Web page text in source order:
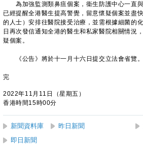
為加強監測類鼻疽個案，衞生防護中心一直與
已經提醒全港醫生提高警覺，留意懷疑個案並盡
的人士）安排往醫院接受治療，並需根據細菌的
日再次發信通知全港的醫生和私家醫院相關情況
疑個案。
《公告》將於十一月十六日提交立法會省覽。
完
2022年11月11日（星期五）
香港時間15時00分
新聞資料庫 昨日新聞
即日新聞